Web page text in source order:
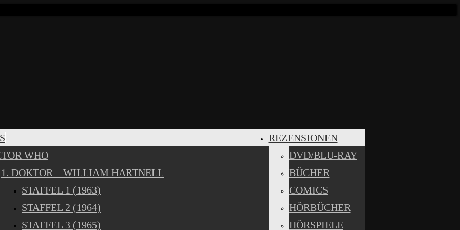
WHO
1. DOKTOR – WILLIAM HARTNELL
STAFFEL 1 (1963)
STAFFEL 2 (1964)
STAFFEL 3 (1965)
REZENSIONEN
DVD/BLU-RAY
BÜCHER
COMICS
HÖRBÜCHER
HÖRSPIELE